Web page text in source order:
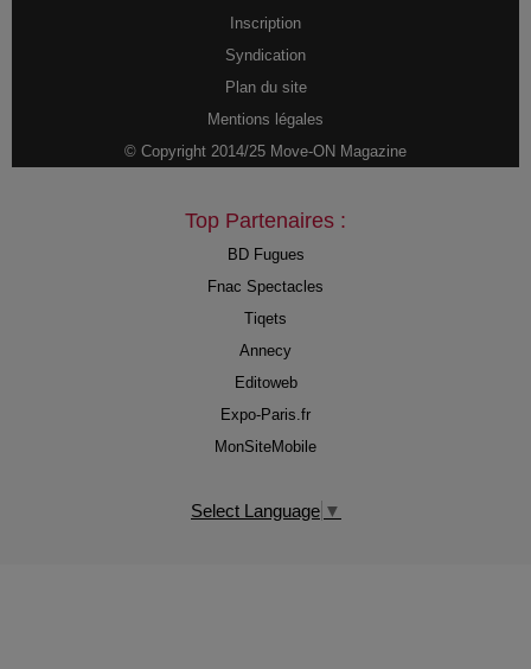
Inscription
Syndication
Plan du site
Mentions légales
© Copyright 2014/25 Move-ON Magazine
Top Partenaires :
BD Fugues
Fnac Spectacles
Tiqets
Annecy
Editoweb
Expo-Paris.fr
MonSiteMobile
Select Language ▼